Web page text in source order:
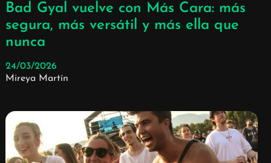
Bad Gyal vuelve con Más Cara: más
segura, más versátil y más ella que
nunca
24/03/2026
Mireya Martín